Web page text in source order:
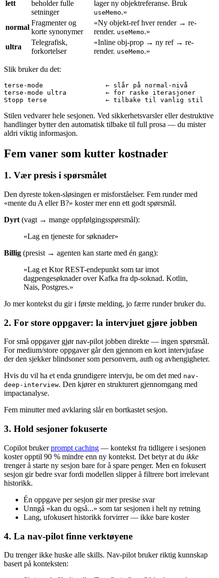
lett
beholder fulle
setninger
lager ny objektreferanse. Bruk
useMemo.»
normal
Fragmenter og
korte synonymer
«Ny objekt-ref hver render → re-
render. useMemo.»
ultra
Telegrafisk,
forkortelser
«Inline obj-prop → ny ref → re-
render. useMemo.»
Slik bruker du det:
terse-mode                ← slår på normal-nivå
terse-mode ultra          ← for raske iterasjoner
Stilen vedvarer hele sesjonen. Ved sikkerhetsvarsler eller destruktive
handlinger bytter den automatisk tilbake til full prosa — du mister
aldri viktig informasjon.
Fem vaner som kutter kostnader
1. Vær presis i spørsmålet
Den dyreste token-sløsingen er misforståelser. Fem runder med
«mente du A eller B?» koster mer enn ett godt spørsmål.
Dyrt (vagt → mange oppfølgingsspørsmål):
«Lag en tjeneste for søknader»
Billig (presist → agenten kan starte med én gang):
«Lag et Ktor REST-endepunkt som tar imot
dagpengesøknader over Kafka fra dp-soknad. Kotlin,
Nais, Postgres.»
Jo mer kontekst du gir i første melding, jo færre runder bruker du.
2. For store oppgaver: la intervjuet gjøre jobben
For små oppgaver gjør nav-pilot jobben direkte — ingen spørsmål.
For medium/store oppgaver går den gjennom en kort intervjufase
der den sjekker blindsoner som personvern, auth og avhengigheter.
Hvis du vil ha et enda grundigere intervju, be om det med nav-
deep-interview. Den kjører en strukturert gjennomgang med
impactanalyse.
Fem minutter med avklaring slår en bortkastet sesjon.
3. Hold sesjoner fokuserte
Copilot brukerprompt caching — kontekst fra tidligere i sesjonen
koster opptil 90 % mindre enn ny kontekst. Det betyr at du ikke
trenger å starte ny sesjon bare for å spare penger. Men en fokusert
sesjon gir bedre svar fordi modellen slipper å filtrere bort irrelevant
historikk.
Én oppgave per sesjon gir mer presise svar
Unngå «kan du også...» som tar sesjonen i helt ny retning
Lang, ufokusert historikk forvirrer — ikke bare koster
4. La nav-pilot finne verktøyene
Du trenger ikke huske alle skills. Nav-pilot bruker riktig kunnskap
basert på konteksten: